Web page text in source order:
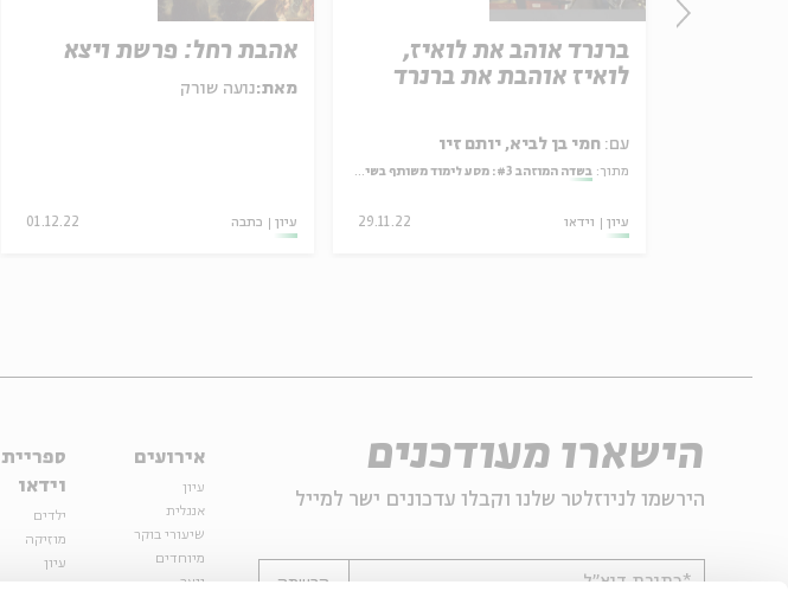
אהבת רחל: פרשת ויצא
מאת:נועה שורק
עיון כתבה 01.12.22
ברנרד אוהב את לואיז,
לואיז אוהבת את ברנרד
עם: חמי בן לביא, יותם זיו
מתוך: בשדה המוזהב #3: מסע לימוד משותף בשיריו והגותו של מאיר אריאל
עיון וידאו 29.11.22
הישארו מעודכנים
הירשמו לניוזלטר שלנו וקבלו עדכונים ישר למייל
*כתובת דוא"ל הרשמה
אירועים
עיון
אנגלית
שיעורי בוקר
מיוחדים
נוער
ספריית
וידאו
ילדים
מוזיקה
עיון